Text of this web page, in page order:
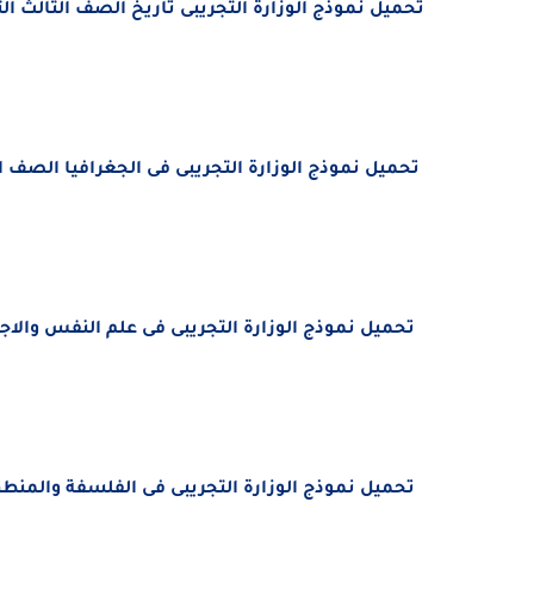
تحميل نموذج الوزارة التجريبى تاريخ الصف الثالث
تحميل نموذج الوزارة التجريبى فى الجغرافيا الصف
تحميل نموذج الوزارة التجريبى فى علم النفس
تحميل نموذج الوزارة التجريبى فى الفلسفة